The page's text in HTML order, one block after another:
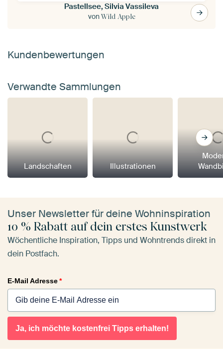
Pastellsee, Silvia Vassileva
vonWild Apple
Kundenbewertungen
Verwandte Sammlungen
Landschaften Illustrationen
Unser Newsletter für deine Wohninspiration
10 % Rabatt auf dein erstes Kunstwerk
Wöchentliche Inspiration, Tipps und Wohntrends direkt in
dein Postfach.
E-Mail Adresse*
Ja, ich möchte kostenfrei Tipps erhalten!